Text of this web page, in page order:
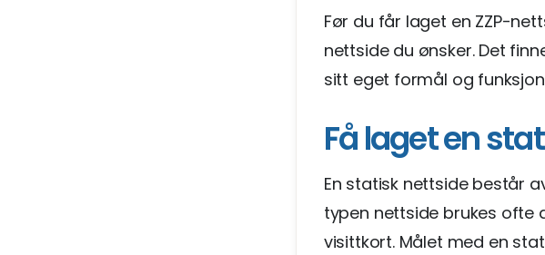
Før du får laget en ZZP-
nettside du ønsker. Det
sitt eget formål og
Få laget en
En statisk nettside består
typen nettside brukes ofte
visittkort. Målet med en